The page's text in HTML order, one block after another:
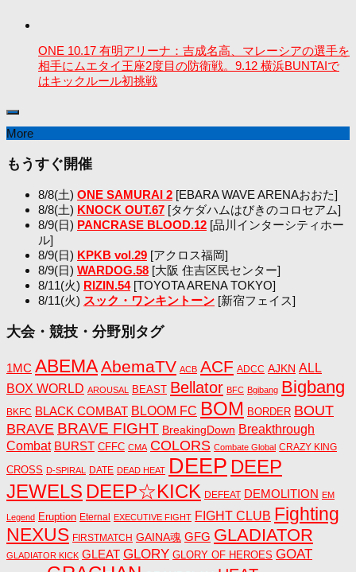
ONE 10.17 有明アリーナ：吉成名高、マレーシアの選手を
相手にムエタイ王座2度目の防衛戦。9.12 横浜BUNTAIで
はキックルール初挑戦
More
もうすぐ開催
8/8(土) ONE SAMURAI 2 [EBARA WAVE ARENAおおた]
8/8(土) KNOCK OUT.67 [タケダハムはびきのコロセアム]
8/9(日) PANCRASE BLOOD.12 [品川インターシティホー
ル]
8/9(日) KPKB vol.29 [アクロス福岡]
8/9(日) WARDOG.58 [大阪 住吉区民センター]
8/11(火) RIZIN.54[TOYOTA ARENA TOKYO]
8/11(火) スック・ワンキントーン [新宿フェイス]
大会・競技・分野別タグ
1MC ABEMAAbemaTV ACB ACF ADCC AJKN ALL
BOX WORLD AROUSAL BEAST Bellator BFC Bgibang Bigbang
BKFC BLACK COMBAT BLOOM FC BOM BORDER BOUT
BRAVE BRAVE FIGHT BreakingDown Breakthrough
Combat BURST CFFC CMA COLORS Combate Global CRAZY KING
CROSS D-SPIRAL DATE DEAD HEAT DEEP DEEP
JEWELS DEEP☆KICK DEFEAT DEMOLITION EM
Legend Eruption Eternal EXECUTIVE FIGHT FIGHT CLUB Fighting
NEXUS FIRSTMATCH GAINA魂 GFG GLADIATOR
GLADIATOR KICK GLEAT GLORY GLORY OF HEROES GOAT